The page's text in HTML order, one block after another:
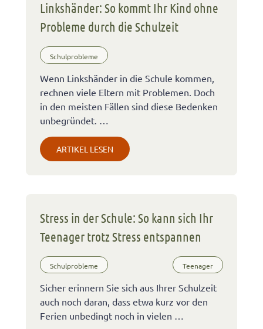
Linkshänder: So kommt Ihr Kind ohne
Probleme durch die Schulzeit
Schulprobleme
Wenn Linkshänder in die Schule kommen,
rechnen viele Eltern mit Problemen. Doch
in den meisten Fällen sind diese Bedenken
unbegründet. …
ARTIKEL LESEN
Stress in der Schule: So kann sich Ihr
Teenager trotz Stress entspannen
Schulprobleme Teenager
Sicher erinnern Sie sich aus Ihrer Schulzeit
auch noch daran, dass etwa kurz vor den
Ferien unbedingt noch in vielen …